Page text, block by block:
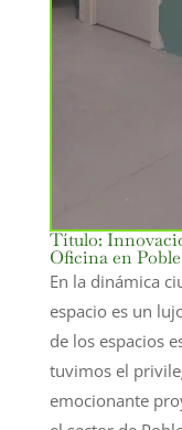
Título:
Oficina en
En la dinámica
espacio es un
de los espacios
tuvimos el
emocionante